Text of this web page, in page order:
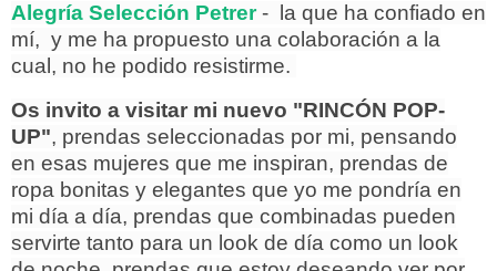
Alegría Selección Petrer- la que ha confiado en
mí, y me ha propuesto una colaboración a la
cual, no he podido resistirme.
Os invito a visitar mi nuevo "RINCÓN POP-
UP", prendas seleccionadas por mi, pensando
en esas mujeres que me inspiran, prendas de
ropa bonitas y elegantes que yo me pondría en
mi día a día, prendas que combinadas pueden
servirte tanto para un look de día como un look